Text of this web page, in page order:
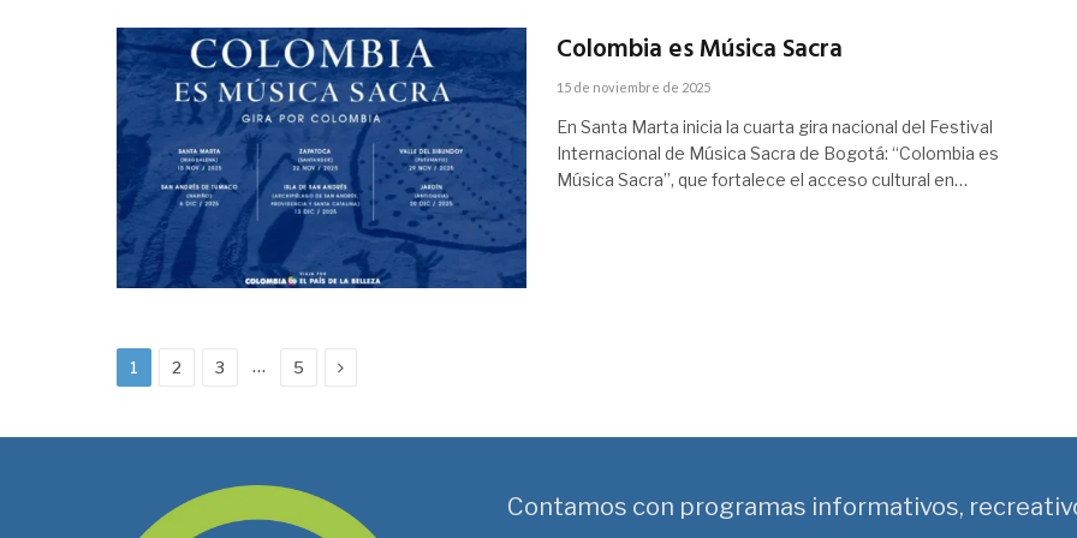
Colombia es Música Sacra
15 de noviembre de 2025
En Santa Marta inicia la cuarta gira nacional del Festival
Internacional de Música Sacra de Bogotá: “Colombia es
Música Sacra”, que fortalece el acceso cultural en…
1 2 3 … 5 Next
Contamos con programas informativos,